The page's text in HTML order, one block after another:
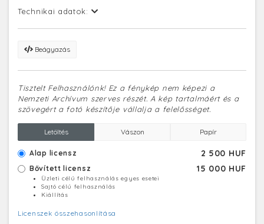
Technikai adatok:
Beágyazás
Tisztelt Felhasználónk! Ez a fénykép nem képezi a
Nemzeti Archívum szerves részét. A kép tartalmáért és a
szövegért a fotó készítője vállalja a felelősséget.
Letöltés Vászon Papír
Alap licensz 2 500 HUF
Bővített licensz 15 000 HUF
Üzleti célú felhasználás egyes esetei
Sajtó célú felhasználás
Kiállítás
Licenszek összehasonlítása